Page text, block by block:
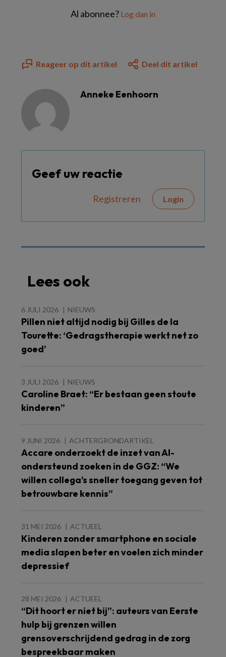
Al abonnee? Log dan in
Reageer op dit artikel Deel dit artikel
Anneke Eenhoorn
Geef uw reactie
Registreren Login
Lees ook
6 JULI 2026 NIEUWS
Pillen niet altijd nodig bij Gilles de la
Tourette: ‘Gedragstherapie werkt net zo
goed’
3 JULI 2026 NIEUWS
Caroline Braet: “Er bestaan geen stoute
kinderen”
9 JUNI 2026 ACHTERGRONDARTIKEL
Accare onderzoekt de inzet van AI-
ondersteund zoeken in de GGZ: “We
willen collega’s sneller toegang geven tot
betrouwbare kennis”
31 MEI 2026 ACTUEEL
Kinderen zonder smartphone en sociale
media slapen beter en voelen zich minder
depressief
28 MEI 2026 ACTUEEL
“Dit hoort er niet bij”: auteurs van Eerste
hulp bij grenzen willen
grensoverschrijdend gedrag in de zorg
bespreekbaar maken